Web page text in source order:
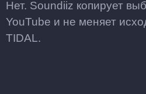
Нет. Soundiiz копирует
YouTube и не меняет
TIDAL.